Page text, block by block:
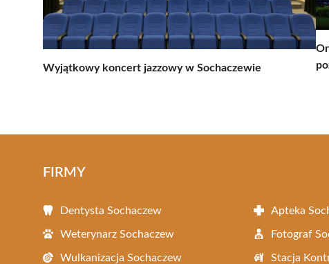
Wyjątkowy koncert jazzowy w Sochaczewie
FIRMY
Dentysta Sochaczew Apteka
Weterynarz Sochaczew Fotograf
Wulkanizacja Sochaczew Stacja